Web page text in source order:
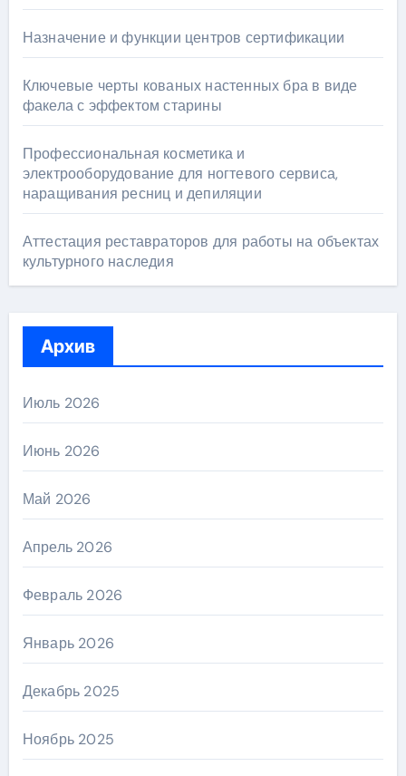
Назначение и функции центров сертификации
Ключевые черты кованых настенных бра в виде
факела с эффектом старины
Профессиональная косметика и
электрооборудование для ногтевого сервиса,
наращивания ресниц и депиляции
Аттестация реставраторов для работы на объектах
культурного наследия
Архив
Июль 2026
Июнь 2026
Май 2026
Апрель 2026
Февраль 2026
Январь 2026
Декабрь 2025
Ноябрь 2025